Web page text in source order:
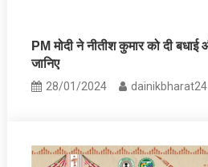
PM मोदी ने नीतीश कुमार को दी
जानिए
28/01/2024 dainikbharat24